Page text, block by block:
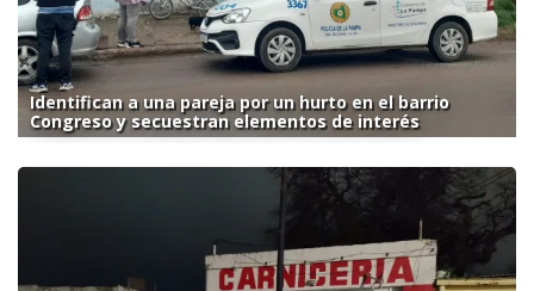
Identifican a una pareja por un hurto en el barrio
Congreso y secuestran elementos de interés